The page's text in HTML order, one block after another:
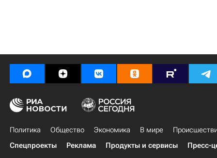
Политика Общество Экономика В мире
Спецпроекты
Реклама Продукты и сервисы Пресс-